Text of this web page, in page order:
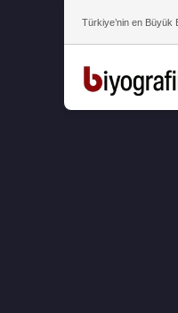
Türkiye’nin en Büyük